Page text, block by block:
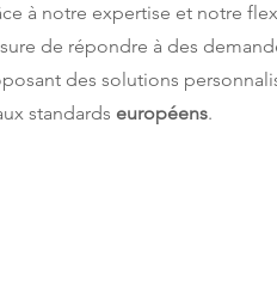
à notre expertise et notre
de répondre à des
des solutions
standards européens.